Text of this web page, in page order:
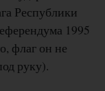
Республики
1995
флаг он не
руку).